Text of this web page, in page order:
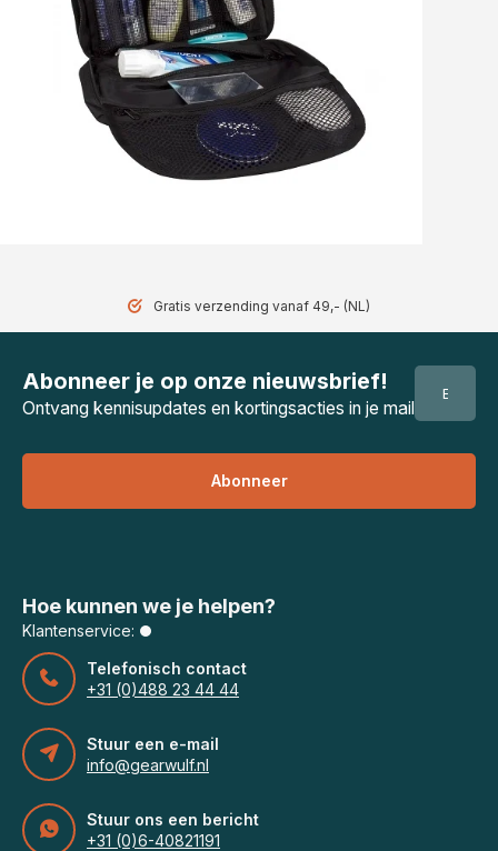
Gratis verzending vanaf 49,- (NL)
Abonneer je op onze nieuwsbrief!
Ontvang kennisupdates en kortingsacties in je mail
Abonneer
Hoe kunnen we je helpen?
Klantenservice:
Telefonisch contact
+31 (0)488 23 44 44
Stuur een e-mail
info@gearwulf.nl
Stuur ons een bericht
+31 (0)6-40821191